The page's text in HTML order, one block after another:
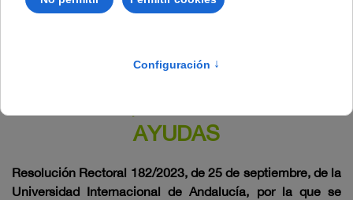
AYUDAS
Resolución Rectoral 182/2023, de 25 de septiembre, de la
Universidad Internacional de Andalucía, por la que se